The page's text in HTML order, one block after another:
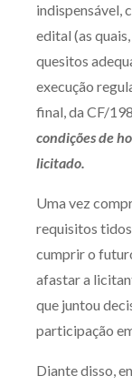
indispensável,
edital (as
quesitos
execução
final, da CF/
condições de
licitado.
Uma vez
requisitos
cumprir o
afastar a
que juntou
participação
Diante disso,